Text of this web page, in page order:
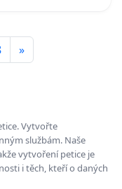
»
Vytvořte
službám. Naše
vytvoření petice je
i těch, kteří o daných